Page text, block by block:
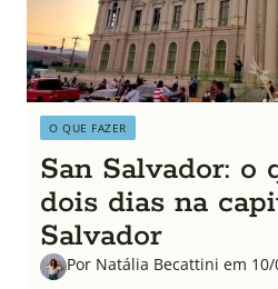
O QUE FAZER
San Salvador: o
dois dias na
Salvador
Por Natália Becattini em